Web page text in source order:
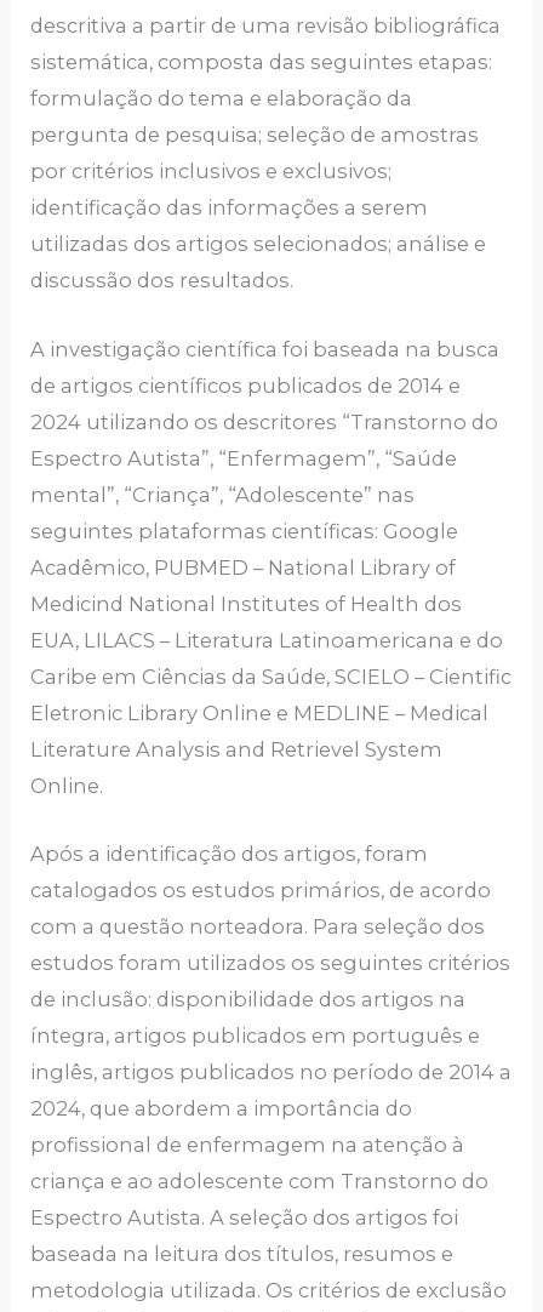
descritiva a partir de uma revisão bibliográfica
sistemática, composta das seguintes etapas:
formulação do tema e elaboração da
pergunta de pesquisa; seleção de amostras
por critérios inclusivos e exclusivos;
identificação das informações a serem
utilizadas dos artigos selecionados; análise e
discussão dos resultados.
A investigação científica foi baseada na busca
de artigos científicos publicados de 2014 e
2024 utilizando os descritores “Transtorno do
Espectro Autista”, “Enfermagem”, “Saúde
mental”, “Criança”, “Adolescente” nas
seguintes plataformas científicas: Google
Acadêmico, PUBMED – National Library of
Medicind National Institutes of Health dos
EUA, LILACS – Literatura Latinoamericana e do
Caribe em Ciências da Saúde, SCIELO – Cientific
Eletronic Library Online e MEDLINE – Medical
Literature Analysis and Retrievel System
Online.
Após a identificação dos artigos, foram
catalogados os estudos primários, de acordo
com a questão norteadora. Para seleção dos
estudos foram utilizados os seguintes critérios
de inclusão: disponibilidade dos artigos na
íntegra, artigos publicados em português e
inglês, artigos publicados no período de 2014 a
2024, que abordem a importância do
profissional de enfermagem na atenção à
criança e ao adolescente com Transtorno do
Espectro Autista. A seleção dos artigos foi
baseada na leitura dos títulos, resumos e
metodologia utilizada. Os critérios de exclusão